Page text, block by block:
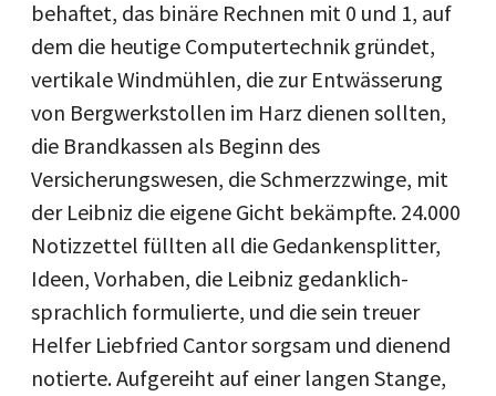
behaftet, das binäre Rechnen mit 0 und 1, auf
dem die heutige Computertechnik gründet,
vertikale Windmühlen, die zur Entwässerung
von Bergwerkstollen im Harz dienen sollten,
die Brandkassen als Beginn des
Versicherungswesen, die Schmerzzwinge, mit
der Leibniz die eigene Gicht bekämpfte. 24.000
Notizzettel füllten all die Gedankensplitter,
Ideen, Vorhaben, die Leibniz gedanklich-
sprachlich formulierte, und die sein treuer
Helfer Liebfried Cantor sorgsam und dienend
notierte. Aufgereiht auf einer langen Stange,